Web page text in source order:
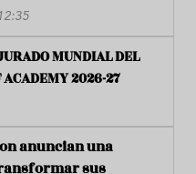
MUNDIAL DEL
ACADEMY 2026-27
anuncian una
sus